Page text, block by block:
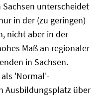
unterscheidet
in der (zu geringen)
nicht aber in der
Maß an regionaler
in Sachsen.
'Normal'-
Ausbildungsplatz über